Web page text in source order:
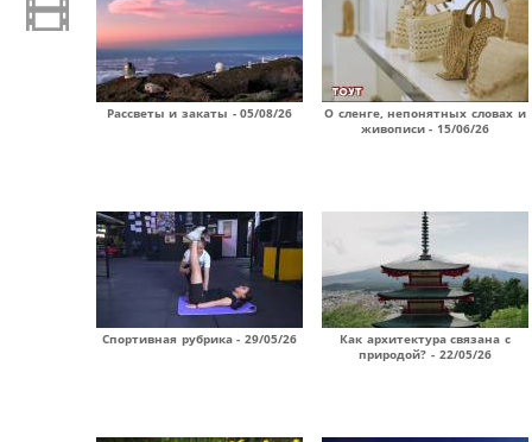
Рассветы и закаты - 05/08/26
О сленге, непонятных словах и
живописи - 15/06/26
Спортивная рубрика - 29/05/26
Как архитектура связана с
природой? - 22/05/26